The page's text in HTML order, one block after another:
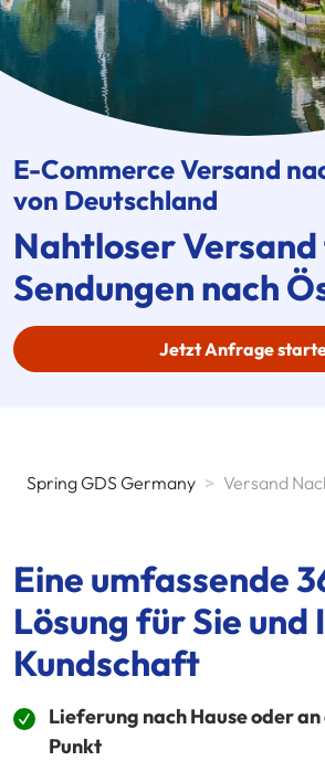
E-CommerceVersand
von Deutschland
Nahtloser
Sendungen nach
Jetzt Anfrage
Spring GDS Germany > Versand
Eine umfassende
Lösung für Sie und
Kundschaft
Lieferung nach Hause oder
Punkt